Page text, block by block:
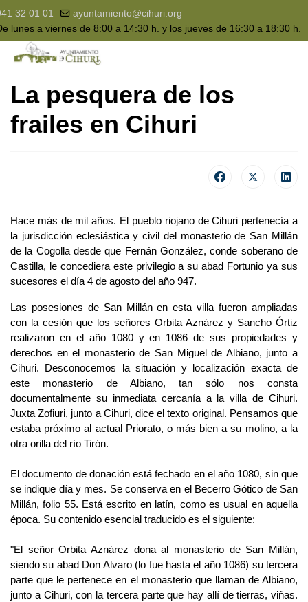
32 01 01
ayuntamiento@cihuri.org
lunes a viernes de 8:00 a 14:30 h. y los jueves de 16:30 a 18:30 h.
La pesquera de los
frailes en Cihuri
Hace más de mil años. El pueblo riojano de Cihuri pertenecía a
la jurisdicción eclesiástica y civil del monasterio de San Millán
de la Cogolla desde que Fernán González, conde soberano de
Castilla, le concediera este privilegio a su abad Fortunio ya sus
sucesores el día 4 de agosto del año 947.
Las posesiones de San Millán en esta villa fueron ampliadas
con la cesión que los señores Orbita Aznárez y Sancho Órtiz
realizaron en el año 1080 y en 1086 de sus propiedades y
derechos en el monasterio de San Miguel de Albiano, junto a
Cihuri. Desconocemos la situación y localización exacta de
este monasterio de Albiano, tan sólo nos consta
documentalmente su inmediata cercanía a la villa de Cihuri.
Juxta Zofiuri, junto a Cihuri, dice el texto original. Pensamos que
estaba próximo al actual Priorato, o más bien a su molino, a la
otra orilla del río Tirón.
El documento de donación está fechado en el año 1080, sin que
se indique día y mes. Se conserva en el Becerro Gótico de San
Millán, folio 55. Está escrito en latín, como es usual en aquella
época. Su contenido esencial traducido es el siguiente:
"El señor Orbita Aznárez dona al monasterio de San Millán,
siendo su abad Don Alvaro (lo fue hasta el año 1086) su tercera
parte que le pertenece en el monasterio que llaman de Albiano,
junto a Cihuri, con la tercera parte que hay allí de tierras, viñas.